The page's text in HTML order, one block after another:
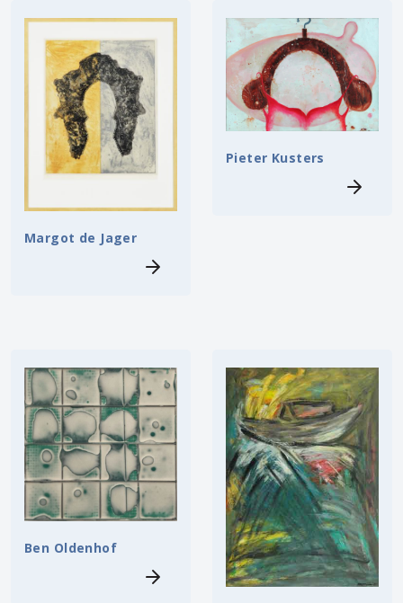
Margot de Jager
Pieter Kusters
Ben Oldenhof